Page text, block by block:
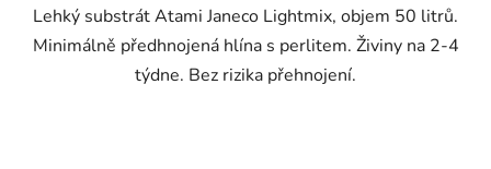
Lehký substrát Atami Janeco Lightmix, objem 50 litrů.
Minimálně předhnojená hlína s perlitem. Živiny na 2-4
týdne. Bez rizika přehnojení.